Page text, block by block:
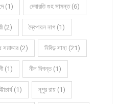
(1) দেবারতি গুহ সামন্ত (6)
(2) দ্বৈপায়ন নাগ (1)
সমাদ্দার (2) নিবিড় সাহা (21)
(1) নীল দিগন্ত (1)
(1) নূপুর রায় (1)